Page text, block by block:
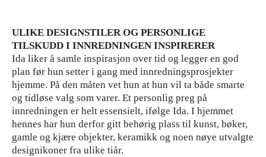
ULIKE DESIGNSTILER OG PERSONLIGE
TILSKUDD I INNREDNINGEN INSPIRERER
Ida liker å samle inspirasjon over tid og legger en god
plan før hun setter i gang med innredningsprosjekter
hjemme. På den måten vet hun at hun vil ta både smarte
og tidløse valg som varer. Et personlig preg på
innredningen er helt essensielt, ifølge Ida. I hjemmet
hennes har hun derfor gitt behørig plass til kunst, bøker,
gamle og kjære objekter, keramikk og noen nøye utvalgte
designikoner fra ulike tiår.